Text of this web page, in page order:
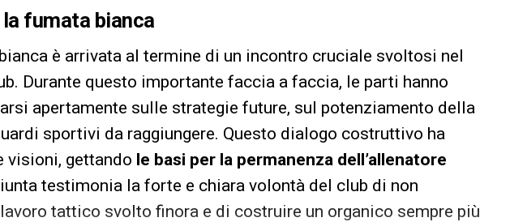
fumata bianca
è arrivata al termine di un incontro cruciale svoltosi nel
Durante questo importante faccia a faccia, le parti hanno
apertamente sulle strategie future, sul potenziamento della
sportivi da raggiungere. Questo dialogo costruttivo ha
visioni, gettando le basi per la permanenza dell’allenatore
testimonia la forte e chiara volontà del club di non
tattico svolto finora e di costruire un organico sempre più